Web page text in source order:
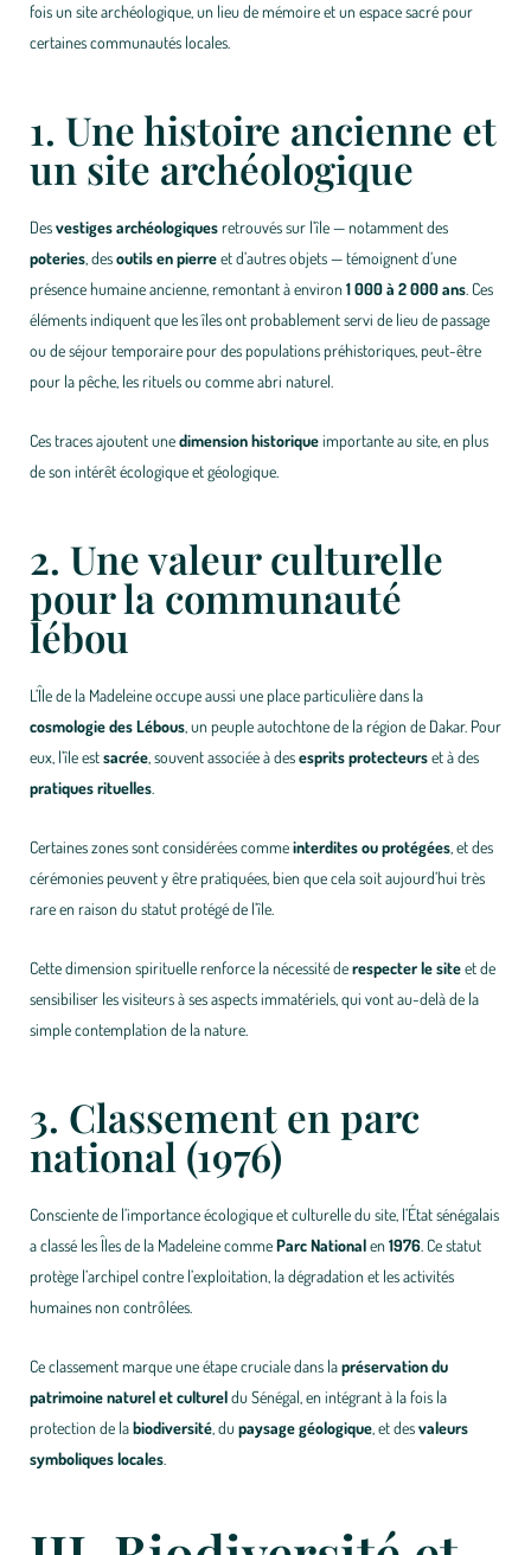
fois un site archéologique, un lieu de mémoire et un espace sacré pour
certaines communautés locales.
1. Une histoire ancienne et
un site archéologique
Desvestiges archéologiquesretrouvés sur l’île — notamment des
poteries , desoutils en pierreet d’autres objets — témoignent d’une
présence humaine ancienne, remontant à environ1 000 à 2 000 ans . Ces
éléments indiquent que les îles ont probablement servi de lieu de passage
ou de séjour temporaire pour des populations préhistoriques, peut-être
pour la pêche, les rituels ou comme abri naturel.
Ces traces ajoutent unedimension historiqueimportante au site, en plus
de son intérêt écologique et géologique.
2. Une valeur culturelle
pour la communauté
lébou
L’Île de la Madeleine occupe aussi une place particulière dans la
cosmologie des Lébous , un peuple autochtone de la région de Dakar. Pour
eux, l’île estsacrée , souvent associée à desesprits protecteurset à des
pratiques rituelles
Certaines zones sont considérées commeinterdites ou protégées , et des
cérémonies peuvent y être pratiquées, bien que cela soit aujourd’hui très
rare en raison du statut protégé de l’île.
Cette dimension spirituelle renforce la nécessité derespecter le siteet de
sensibiliser les visiteurs à ses aspects immatériels, qui vont au-delà de la
simple contemplation de la nature.
3. Classement en parc
national (1976)
Consciente de l’importance écologique et culturelle du site, l’État sénégalais
a classé les Îles de la Madeleine commeParc Nationalen1976 . Ce statut
protège l’archipel contre l’exploitation, la dégradation et les activités
humaines non contrôlées.
Ce classement marque une étape cruciale dans lapréservation du
patrimoine naturel et cultureldu Sénégal, en intégrant à la fois la
protection de labiodiversité , dupaysage géologique , et desvaleurs
symboliques locales